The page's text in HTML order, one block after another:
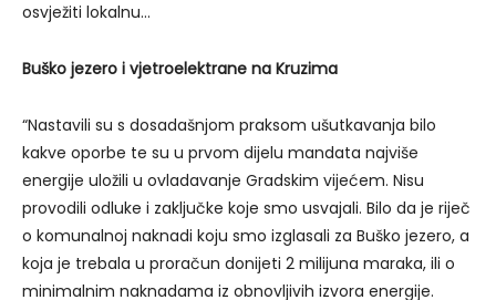
osvježiti lokalnu…
Buško jezero i vjetroelektrane na Kruzima
“Nastavili su s dosadašnjom praksom ušutkavanja bilo
kakve oporbe te su u prvom dijelu mandata najviše
energije uložili u ovladavanje Gradskim vijećem. Nisu
provodili odluke i zaključke koje smo usvajali. Bilo da je riječ
o komunalnoj naknadi koju smo izglasali za Buško jezero, a
koja je trebala u proračun donijeti 2 milijuna maraka, ili o
minimalnim naknadama iz obnovljivih izvora energije.